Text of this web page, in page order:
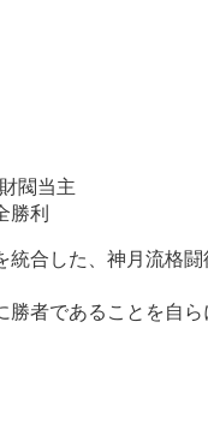
閥当主
勝利
統合した、神月流格
者であることを自ら